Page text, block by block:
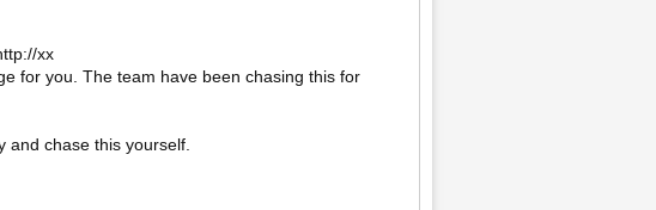
xx
for you. The team have been chasing this for
and chase this yourself.